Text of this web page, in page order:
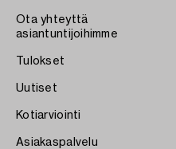
Ota yhteyttä
asiantuntijoihimme
Tulokset
Uutiset
Kotiarviointi
Asiakaspalvelu